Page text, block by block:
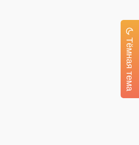
Тёмная тема